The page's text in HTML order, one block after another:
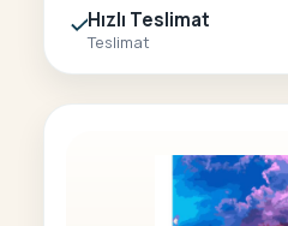
Hızlı Teslimat
Teslimat